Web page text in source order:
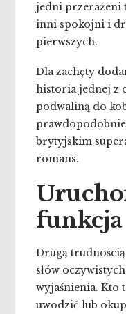
jedni przerażeni
inni spokojni i
pierwszych.
Dla zachęty
historia jednej z
podwaliną do
brytyjskim
romans.
funkcja
Drugą trudnością
słów
wyjaśnienia. Kto
uwodzić lub